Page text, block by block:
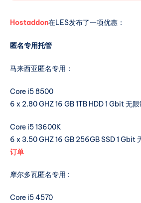
Hostaddon在LES发布了一项优惠：
匿名专用托管
马来西亚匿名专用：
Core i5 8500
6 x 2.80 GHZ 16 GB 1TB HDD 1 Gbit 无
Core i5 13600K
6 x 3.50 GHZ 16 GB 256GB SSD 1 Gbit
订单
摩尔多瓦匿名专用 :
Core i5 4570